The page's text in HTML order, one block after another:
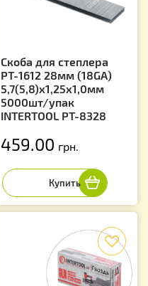
Скоба для степлера
РТ-1612 28мм (18GA)
5,7(5,8)x1,25x1,0мм
5000шт/упак
INTERTOOL PT-8328
459.00 грн.